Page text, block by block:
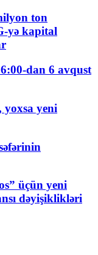
ton
yə kapital
dan 6 avqust
yeni
üçün yeni
dəyişiklikləri